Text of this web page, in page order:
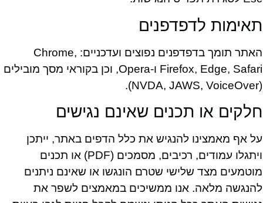
תאימות לדפדפנים
האתר תומך בדפדפנים נפוצים ועדכניים: Chrome,
Firefox, Edge, Safari ו-Opera, וכן בקוראי מסך מובילים
(NVDA, JAWS, VoiceOver).
חלקים או תכנים שאינם נגישים
על אף מאמצינו להנגיש את כלל הדפים באתר, ייתכן
ויתגלו עמודים, רכיבים, מסמכים (PDF) או תכנים
מוטמעים מצד שלישי שטרם הונגשו או שאינם ניתנים
להנגשה מלאה. אנו ממשיכים במאמצים לשפר את